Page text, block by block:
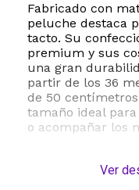
Fabricado con
peluche destaca
tacto. Su
premium y sus
una gran
partir de los 36
de 50
tamaño ideal
o acompañar los
sino también un
Ver